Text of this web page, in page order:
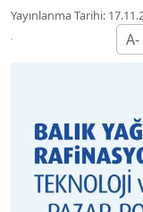
Yayınlanma Tarihi:
A-